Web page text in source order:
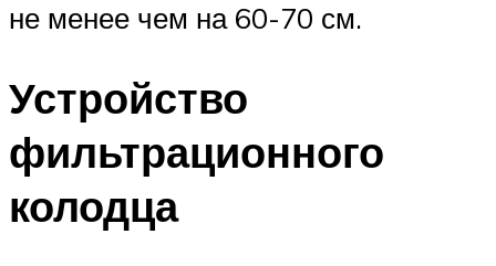
не менее чем на 60-70 см.
Устройство
фильтрационного
колодца